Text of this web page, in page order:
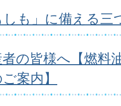
しも」に備える三
の皆様へ【燃料
案内】